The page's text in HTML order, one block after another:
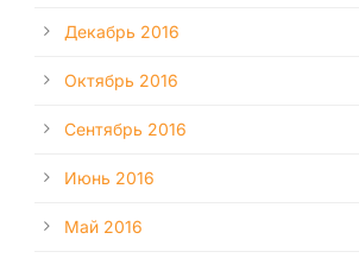
Декабрь 2016
Октябрь 2016
Сентябрь 2016
Июнь 2016
Май 2016